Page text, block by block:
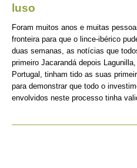
luso
Foram muitos anos e muitas
fronteira para que o lince-ibérico
duas semanas, as notícias que
primeiro Jacarandá depois
Portugal, tinham tido as suas
para demonstrar que todo o
envolvidos neste processo tinha